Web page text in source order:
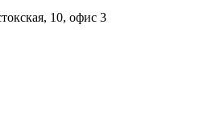
10, офис 3